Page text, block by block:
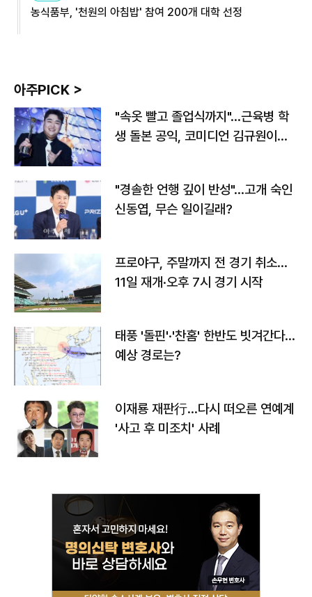
농식품부, '천원의 아침밥' 참여 200개 대학 선정
아주PICK >
"속옷 빨고 졸업식까지"…근육병 학
생 돌본 공익, 코미디언 김규원이었
"경솔한 언행 깊이 반성"…고개 숙인
신동엽, 무슨 일이길래?
프로야구, 주말까지 전 경기 취소…
11일 재개·오후 7시 경기 시작
태풍 '돌핀'·'찬홈' 한반도 빗겨간다…
예상 경로는?
이재룡 재판行…다시 떠오른 연예계
'사고 후 미조치' 사례